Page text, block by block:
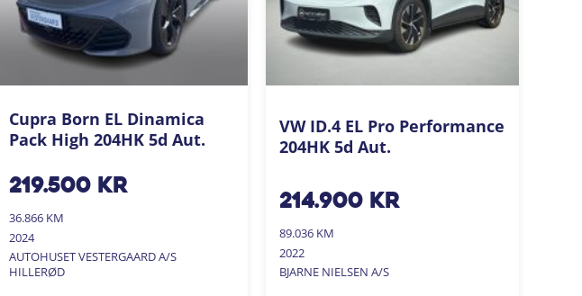
Cupra Born EL Dinamica
Pack High 204HK 5d Aut.
219.500 kr
36.866 KM
2024
AUTOHUSET VESTERGAARD A/S
HILLERØD
VW ID.4 EL Pro Performance
204HK 5d Aut.
214.900 kr
89.036 KM
2022
BJARNE NIELSEN A/S